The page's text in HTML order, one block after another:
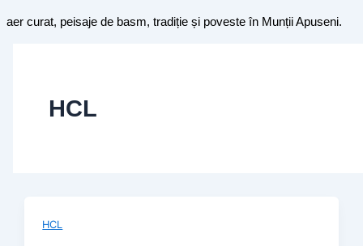
aer curat, peisaje de basm, tradiție și poveste în Munții Apuseni.
HCL
HCL